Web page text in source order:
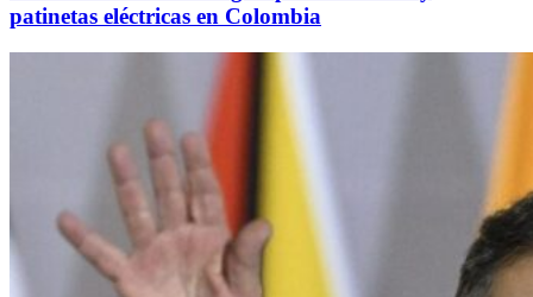
patinetas eléctricas en Colombia